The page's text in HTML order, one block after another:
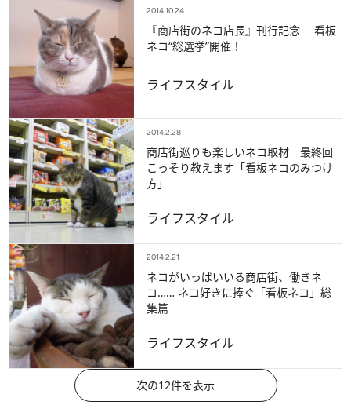
2014.10.24
『商店街のネコ店長』刊行記念 看板
ネコ“総選挙”開催！
ライフスタイル
2014.2.28
商店街巡りも楽しいネコ取材 最終回
こっそり教えます「看板ネコのみつけ
方」
ライフスタイル
2014.2.21
ネコがいっぱいいる商店街、働きネ
コ…… ネコ好きに捧ぐ「看板ネコ」総
集篇
ライフスタイル
次の12件を表示